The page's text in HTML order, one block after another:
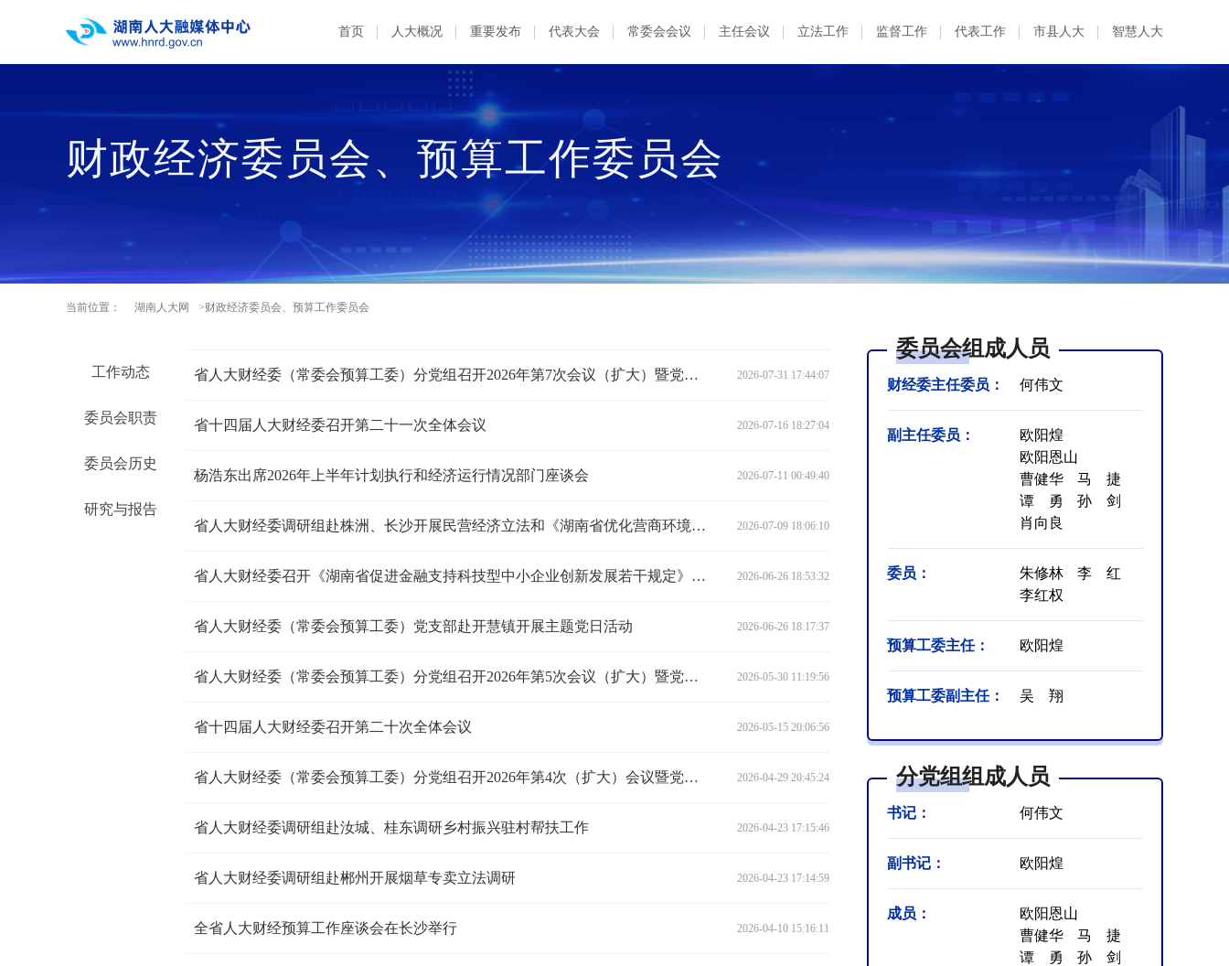
首页 人大概况 重要发布 代表大会 常委会会议 主任会议 立法工作 监督工作 代表工作 市县人大 智慧人大
财政经济委员会、预算工作委员会
当前位置： 湖南人大网 >财政经济委员会、预算工作委员会
工作动态
委员会职责
委员会历史
研究与报告
省人大财经委（常委会预算工委）分党组召开2026年第7次会议（扩大）暨党支部主题党日活动 2026-07-31 17:44:07
省十四届人大财经委召开第二十一次全体会议 2026-07-16 18:27:04
杨浩东出席2026年上半年计划执行和经济运行情况部门座谈会 2026-07-11 00:49:40
省人大财经委调研组赴株洲、长沙开展民营经济立法和《湖南省优化营商环境条例》实施情况调研 2026-07-09 18:06:10
省人大财经委召开《湖南省促进金融支持科技型中小企业创新发展若干规定》实施一周年座谈会 2026-06-26 18:53:32
省人大财经委（常委会预算工委）党支部赴开慧镇开展主题党日活动 2026-06-26 18:17:37
省人大财经委（常委会预算工委）分党组召开2026年第5次会议（扩大）暨党支部主题党日活动 2026-05-30 11:19:56
省十四届人大财经委召开第二十次全体会议 2026-05-15 20:06:56
省人大财经委（常委会预算工委）分党组召开2026年第4次（扩大）会议暨党支部集体学习 2026-04-29 20:45:24
省人大财经委调研组赴汝城、桂东调研乡村振兴驻村帮扶工作 2026-04-23 17:15:46
省人大财经委调研组赴郴州开展烟草专卖立法调研 2026-04-23 17:14:59
全省人大财经预算工作座谈会在长沙举行 2026-04-10 15:16:11
委员会组成人员
财经委主任委员： 何伟文
副主任委员：
欧阳煌
欧阳恩山
曹健华
马 捷
谭 勇
孙 剑
肖向良
委员： 朱修林
李 红
李红权
预算工委主任： 欧阳煌
预算工委副主任： 吴 翔
分党组组成人员
书记： 何伟文
副书记： 欧阳煌
成员：
欧阳恩山
曹健华
马 捷
谭 勇
孙 剑